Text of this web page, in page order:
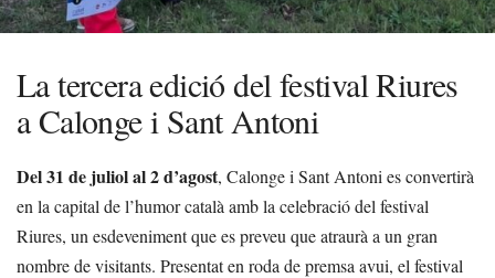
La tercera edició del festival Riures
a Calonge i Sant Antoni
Del 31 de juliol al 2 d’agost, Calonge i Sant Antoni es convertirà
en la capital de l’humor català amb la celebració del festival
Riures, un esdeveniment que es preveu que atraurà a un gran
nombre de visitants. Presentat en roda de premsa avui, el festival